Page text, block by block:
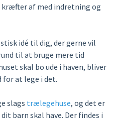
kræfter af med indretning og
idé til dig, der gerne vil
til at bruge mere tid
skal bo ude i haven, bliver
at lege i det.
slags trælegehuse, og det er
barn skal have. Der findes i